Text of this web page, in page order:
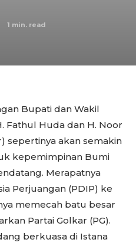
1 min. read
Bupati dan Wakil
Fathul Huda dan H. Noor
sepertinya akan semakin
kepemimpinan Bumi
Merapatnya
Perjuangan (PDIP) ke
memecah batu besar
Partai Golkar (PG).
berkuasa di Istana